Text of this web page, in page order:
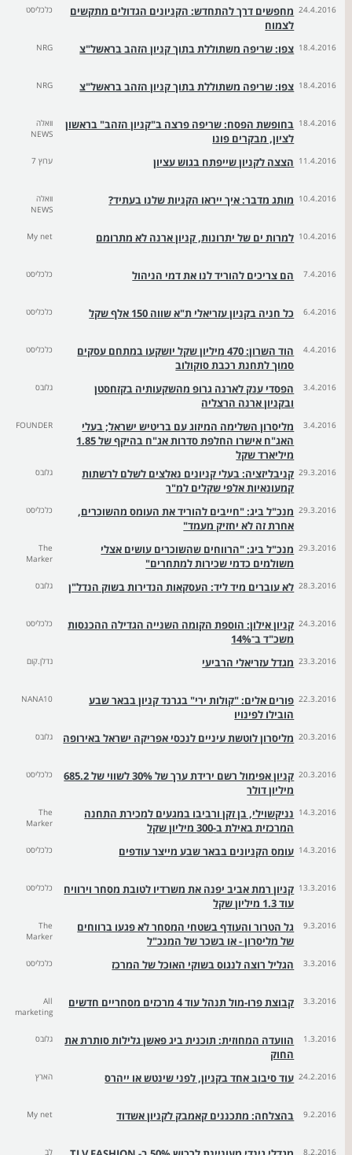
24.4.2016 מחפשים דרך להתחדש: הקניונים הגדולים מתקשים
לצמוח
כלכליסט
18.4.2016 צפו: שריפה משתוללת בתוך קניון הזהב בראשל"צ NRG
18.4.2016 צפו: שריפה משתוללת בתוך קניון הזהב בראשל"צ NRG
18.4.2016 בחופשת הפסח: שריפה פרצה ב"קניון הזהב" בראשון
לציון, מבקרים פונו
וואלה
NEWS
11.4.2016 הצצה לקניון שייפתח בגוש עציון ערוץ 7
10.4.2016 מותג מדבר: איך ייראו הקניות שלנו בעתיד?
וואלה
NEWS
10.4.2016 למרות ים של יתרונות, קניון ארנה לא מתרומם My net
7.4.2016 הם צריכים להוריד לנו את דמי הניהול כלכליסט
6.4.2016 כל חניה בקניון עזריאלי ת"א שווה 150 אלף שקל כלכליסט
4.4.2016
הוד השרון: 470 מיליון שקל יושקעו במתחם עסקים
סמוך לתחנת רכבת סוקולוב
כלכליסט
3.4.2016
הפסדי ענק לארנה גרופ מהשקעותיה בקזחסטן
ובקניון ארנה הרצליה
גלובס
3.4.2016
מליסרון השלימה המיזוג עם בריטיש ישראל; בעלי
האג"ח אישרו החלפת סדרות אג"ח בהיקף של 1.85
מיליארד שקל
FOUNDER
29.3.2016 קניבליזציה: בעלי קניונים נאלצים לשלם לרשתות
קמעונאיות אלפי שקלים למ"ר
גלובס
29.3.2016 מנכ"ל ביג: "חייבים להוריד את העומס מהשוכרים,
אחרת זה לא יחזיק מעמד"
כלכליסט
29.3.2016 מנכ"ל ביג: "הרווחים שהשוכרים עושים אצלי
משולמים כדמי שכירות למתחרים"
The
Marker
28.3.2016 לא עוברים מיד ליד: העסקאות הנדירות בשוק הנדל"ן גלובס
24.3.2016 קניון אילון: הוספת הקומה השנייה הגדילה ההכנסות
משכ"ד ב־14%
כלכליסט
23.3.2016 מגדל עזריאלי הרביעי נדלן.קום
22.3.2016 פורים אלים: "קולות ירי" בגרנד קניון בבאר שבע
הובילו לפינויו
NANA10
20.3.2016 מליסרון לוטשת עיניים לנכסי אפריקה ישראל באירופה גלובס
20.3.2016
קניון אפימול רשם ירידת ערך של 30% לשווי של 685.2
מיליון דולר
כלכליסט
14.3.2016 נניקשוילי, בן זקן ורביבו במגעים למכירת התחנה
המרכזית באילת ב-300 מיליון שקל
The
Marker
14.3.2016 עומס הקניונים בבאר שבע מייצר עודפים כלכליסט
13.3.2016 קניון רמת אביב יפנה את משרדיו לטובת מסחר וירוויח
עוד 1.3 מיליון שקל
כלכליסט
9.3.2016
גל הטרור והעודף בשטחי המסחר לא פגעו ברווחים
של מליסרון - או בשכר של המנכ"ל
The
Marker
3.3.2016 הגליל רוצה לנגוס בשוקי האוכל של המרכז כלכליסט
3.3.2016 קבוצת פרו-מול תנהל עוד 4 מרכזים מסחריים חדשים
All
marketing
1.3.2016
הוועדה המחוזית: תוכנית ביג פאשן גלילות סותרת את
החוק
גלובס
24.2.2016 עוד סיבוב אחד בקניון, לפני שינטש או ייהרס הארץ
9.2.2016 בהצלחה: מתכננים קאמבק לקניון אשדוד My net
8.2.2016 לב